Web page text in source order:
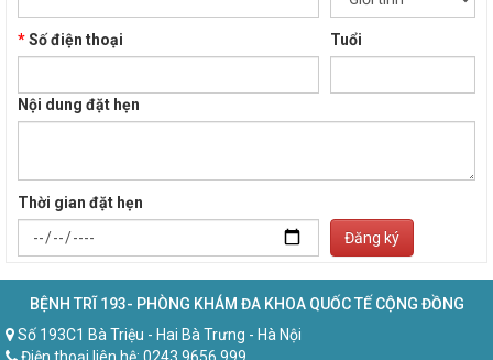
*Số điện thoại Tuổi
Nội dung đặt hẹn
Thời gian đặt hẹn
Đăng ký
BỆNH TRĨ 193- PHÒNG KHÁM ĐA KHOA QUỐC TẾ CỘNG ĐỒNG
Số 193C1 Bà Triệu - Hai Bà Trưng - Hà Nội